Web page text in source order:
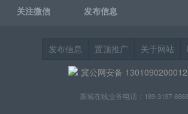
关注微信
发布信息
发布信息 置顶推广 关于网站
冀公网安备
藁城在线业务电话：189-3197-8868